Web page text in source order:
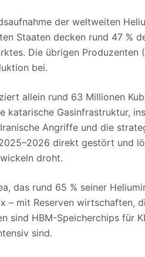
der weltweiten
Staaten decken rund 47 %
Die übrigen Produzenten
bei.
allein rund 63 Millionen
katarische Gasinfrastruktur,
Angriffe und die
direkt gestört und
droht.
das rund 65 % seiner
– mit Reserven wirtschaften,
sind HBM-Speicherchips für
sind.